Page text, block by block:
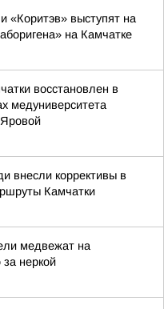
«Коритэв» выступят на
на Камчатке
восстановлен в
медуниверситета
внесли коррективы в
Камчатки
медвежат на
за неркой